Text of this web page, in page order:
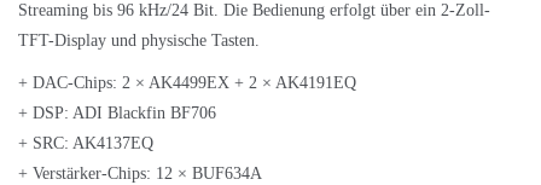
Streaming bis 96 kHz/24 Bit. Die Bedienung erfolgt über ein 2-Zoll-
TFT-Display und physische Tasten.
+ DAC-Chips: 2 × AK4499EX + 2 × AK4191EQ
+ DSP: ADI Blackfin BF706
+ SRC: AK4137EQ
+ Verstärker-Chips: 12 × BUF634A